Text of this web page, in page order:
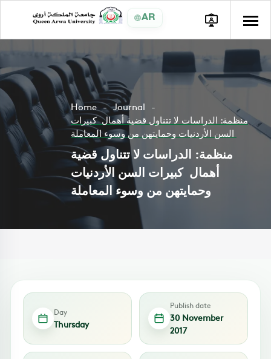
AR
Home
Journal
منظمة: الدراسات لا تتناول قضية أهمال كبيرات
منظمة: الدراسات لا تتناول قضية
أهمال كبيرات السن الأردنيات
Day
Thursday
Publish date
30 November
2017